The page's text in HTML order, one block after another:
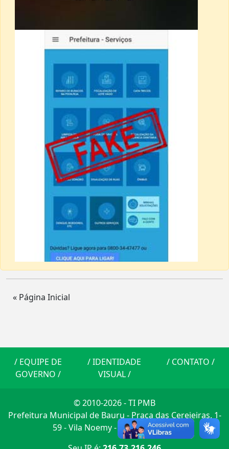
« Página Inicial
/ EQUIPE DE
GOVERNO /
/IDENTIDADE
VISUAL/
/ CONTATO /
© 2010-2026 - TI PMB
Prefeitura Municipal de Bauru - Praça das Cerejeiras, 1-
59 - Vila Noemy - CEP: 17014-900